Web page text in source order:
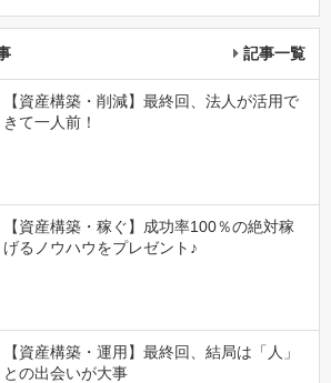
記事一覧
【資産構築・削減】最終回、法人が活用で
きて一人前！
【資産構築・稼ぐ】成功率100％の絶対稼
げるノウハウをプレゼント♪
【資産構築・運用】最終回、結局は「人」
との出会いが大事